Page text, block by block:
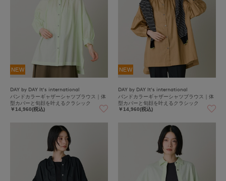
NEW
DAY by DAY It's international
バンドカラーギャザーシャツブラウス｜体
型カバーと旬顔を叶えるクラシック
￥14,960(税込)
NEW
DAY by DAY It's international
バンドカラーギャザーシャツブラウス｜体
型カバーと旬顔を叶えるクラシック
￥14,960(税込)